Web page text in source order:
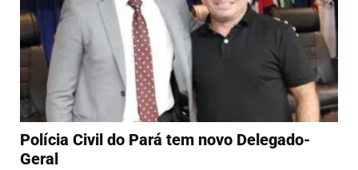
Polícia Civil do Pará tem novo Delegado-
Geral